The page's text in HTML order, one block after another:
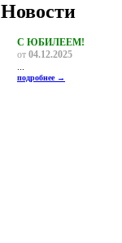
Новости
С ЮБИЛЕЕМ!
от 04.12.2025
...
подробнее →